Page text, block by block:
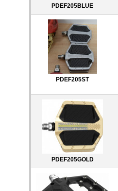
PDEF205BLUE
PDEF205ST
PDEF205GOLD